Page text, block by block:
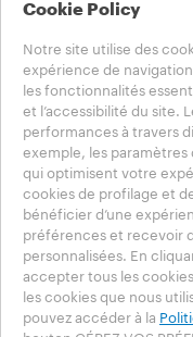
Produits
Machines
Histoires
AIDE
FAQ
Contactez-nous
NOTES LÉGALES
Conditions d’utilisation
Choisissez votre pays
CH - Français
CH - Français
CH - Deutsch
CH - Italiano
Cookie Policy
Notre site utilise des
expérience de
les fonctionnalités
et l’accessibilité du site.
performances à travers
exemple, les
qui optimisent votre
cookies de profilage et
bénéficier d’une
préférences et recevoir
personnalisées. En
accepter tous les
les cookies que nous
pouvez accéder à la